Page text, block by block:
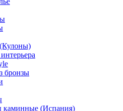
бронзы
каминные (Испания)